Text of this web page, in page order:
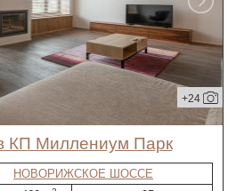
+24
КП Миллениум Парк
НОВОРИЖСКОЕ ШОССЕ